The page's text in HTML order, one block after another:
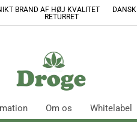
BRAND AF HØJ KVALITET
RETURRET
Om os Whitelabel